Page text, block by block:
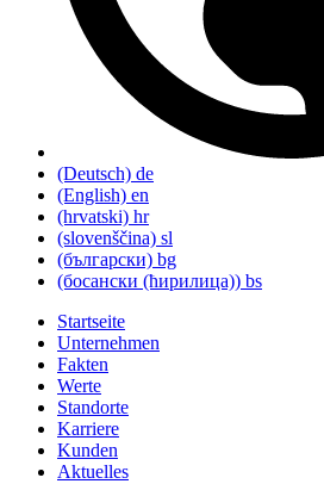
(Deutsch) de
(English) en
(hrvatski) hr
(slovenščina) sl
(български) bg
(босански (ћирилица)) bs
Startseite
Unternehmen
Fakten
Werte
Standorte
Karriere
Kunden
Aktuelles